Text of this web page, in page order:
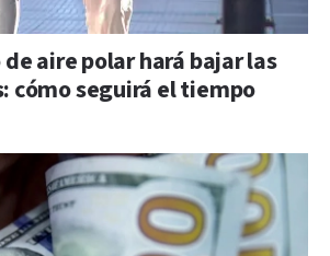
aire polar hará bajar las
cómo seguirá el tiempo